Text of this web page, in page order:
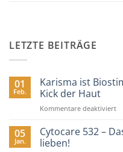
LETZTE BEITRÄGE
01
Feb.
Karisma ist
Kick der Haut
Kommentare deaktiviertfür
ist
05
Jan.
Cytocare 532 –
lieben!